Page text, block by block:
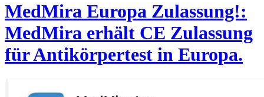
MedMira Europa Zulassung!:
MedMira erhält CE Zulassung
für Antikörpertest in Europa.